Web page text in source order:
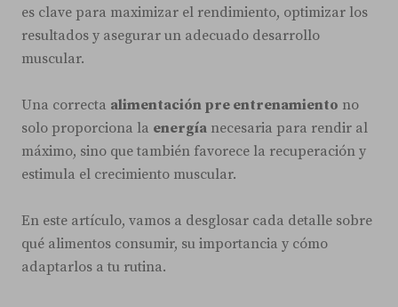
es clave para maximizar el rendimiento, optimizar los
resultados y asegurar un adecuado desarrollo
muscular.
Una correcta alimentación pre entrenamiento no
solo proporciona la energía necesaria para rendir al
máximo, sino que también favorece la recuperación y
estimula el crecimiento muscular.
En este artículo, vamos a desglosar cada detalle sobre
qué alimentos consumir, su importancia y cómo
adaptarlos a tu rutina.